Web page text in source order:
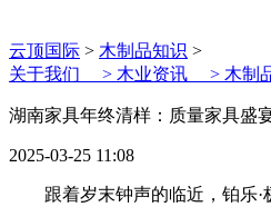
云顶国际 > 木制品知识 >
关于我们 > 木业资讯 > 木制
湖南家具年终清样：质量家具盛
2025-03-25 11:08
跟着岁末钟声的临近，铂乐·